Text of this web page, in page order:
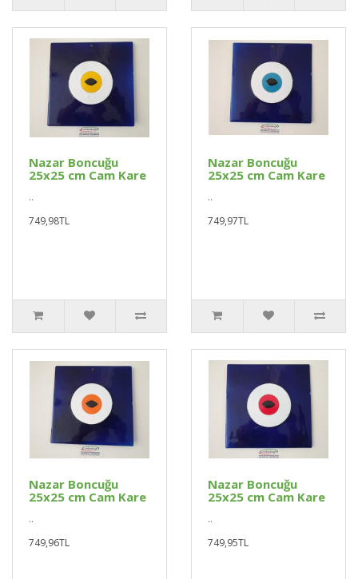
Nazar Boncuğu
25x25 cm Cam Kare
..
749,98TL
Nazar Boncuğu
25x25 cm Cam Kare
..
749,97TL
Nazar Boncuğu
25x25 cm Cam Kare
..
749,96TL
Nazar Boncuğu
25x25 cm Cam Kare
..
749,95TL